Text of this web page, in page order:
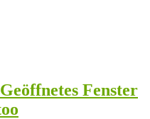
Fenster